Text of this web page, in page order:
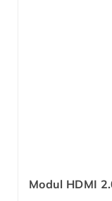
Modul HDMI